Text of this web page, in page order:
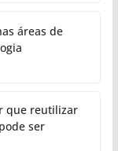
áreas de
que reutilizar
ser